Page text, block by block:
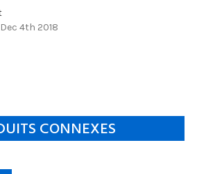
4th 2018
CONNEXES